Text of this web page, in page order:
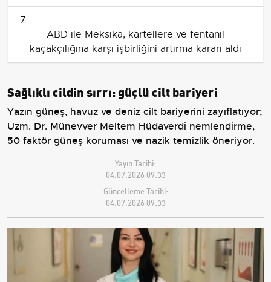
oluşturuyor
7
ABD ile Meksika, kartellere ve fentanil
kaçakçılığına karşı işbirliğini artırma kararı aldı
Sağlıklı cildin sırrı: güçlü cilt bariyeri
Yazın güneş, havuz ve deniz cilt bariyerini zayıflatıyor;
Uzm. Dr. Münevver Meltem Hüdaverdi nemlendirme,
50 faktör güneş koruması ve nazik temizlik öneriyor.
Yayın Tarihi:
04.07.2026 09:33
Güncelleme Tarihi:
04.07.2026 09:33